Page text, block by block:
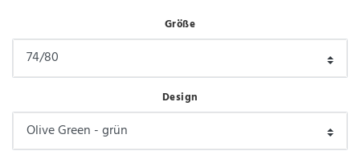
Größe
Design